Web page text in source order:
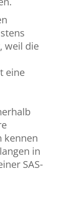
weil die
eine
kennen
in
SAS-